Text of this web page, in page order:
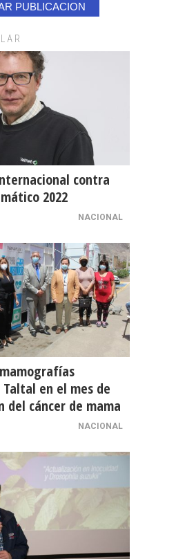
PUBLICACION
contra
2022
NACIONAL
en el mes de
del cáncer de mama
NACIONAL